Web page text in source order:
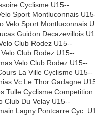
Cyclisme U15--
Sport Montluconnais
Velo Sport Montluconnais
Guidon Decazevillois
Club Rodez U15--
Club Rodez U15--
Velo Club Rodez U15--
La Ville Cyclisme U15--
Vc Le Thor Gadagne
Tulle Cyclisme Competition
Club Du Velay U15--
Lagny Pontcarre Cyc.